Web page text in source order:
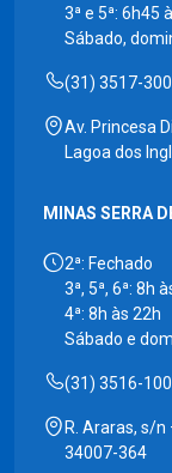
3ª e 5ª: 6h45
Sábado,
(31) 3517-
Av. Princesa
Lagoa dos
MINAS SERRA
2ª: Fechado
3ª, 5ª, 6ª: 8h
4ª: 8h às 22h
Sábado e
(31) 3516-
R. Araras, s/n
34007-364